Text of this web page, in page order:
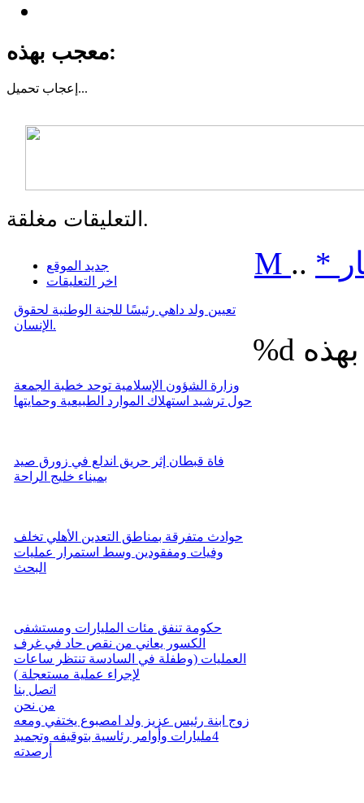
معجب بهذه:
إعجاب تحميل...
التعليقات مغلقة.
جديد الموقع
اخر التعليقات
تعيين ولد داهي رئيسًا للجنة الوطنية لحقوق
الإنسان.
وزارة الشؤون الإسلامية توحد خطبة الجمعة
حول ترشيد استهلاك الموارد الطبيعية وحمايتها
فاة قبطان إثر حريق اندلع في زورق صيد
بميناء خليج الراحة
حوادث متفرقة بمناطق التعدين الأهلي تخلف
وفيات ومفقودين وسط استمرار عمليات
البحث
حكومة تنفق مئات المليارات ومستشفى
الكسور يعاني من نقص حاد في غرف
العمليات (وطفلة في السادسة تنتظر ساعات
لإجراء عملية مستعجلة )
اتصل بنا
من نحن
زوج ابنة رئيس عزيز ولد امصبوع يختفي ومعه
4مليارات وأوامر رئاسية بتوقيفه وتجميد
أرصدته
M .. *
%d